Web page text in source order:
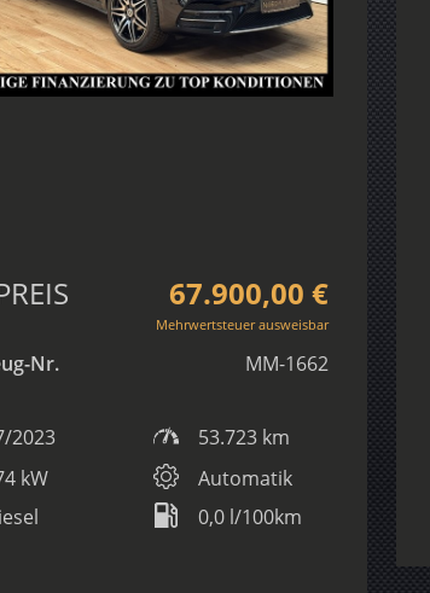
67.900,00 €
Mehrwertsteuer ausweisbar
Nr. MM-1662
2023
53.723 km
kW
Automatik
0,0 l/100km